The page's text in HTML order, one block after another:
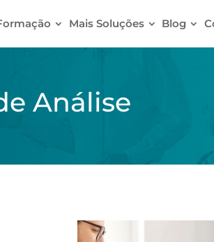
Mais Soluções Blog
Análise